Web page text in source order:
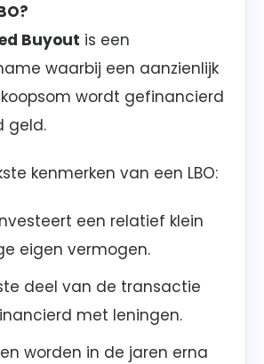
Buyout is een
waarbij een aanzienlijk
wordt gefinancierd
geld.
kenmerken van een LBO:
een relatief klein
eigen vermogen.
deel van de transactie
met leningen.
worden in de jaren erna